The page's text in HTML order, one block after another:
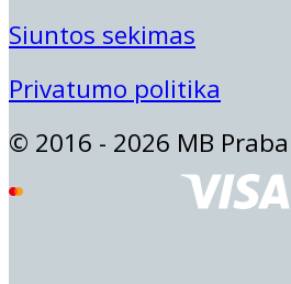
© 2016 - 2026 MB
Privatumo politika
Siuntos sekimas